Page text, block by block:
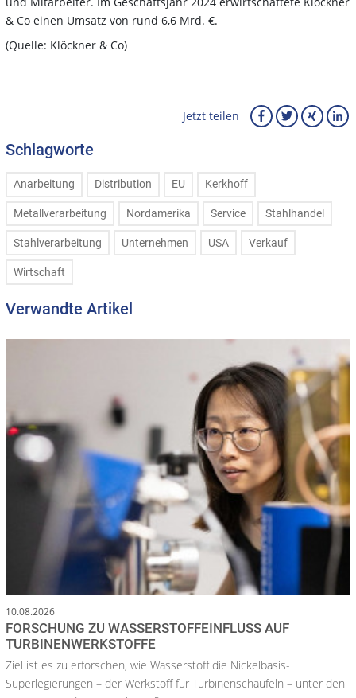
& Co einen Umsatz von rund 6,6 Mrd. €.
(Quelle: Klöckner & Co)
Jetzt teilen
Schlagworte
Anarbeitung Distribution EU Kerkhoff
Metallverarbeitung Nordamerika Service Stahlhandel
Stahlverarbeitung Unternehmen USA Verkauf
Wirtschaft
Verwandte Artikel
10.08.2026
FORSCHUNG ZU WASSERSTOFFEINFLUSS AUF
TURBINENWERKSTOFFE
Ziel ist es zu erforschen, wie Wasserstoff die Nickelbasis-
Superlegierungen – der Werkstoff für Turbinenschaufeln – unter den